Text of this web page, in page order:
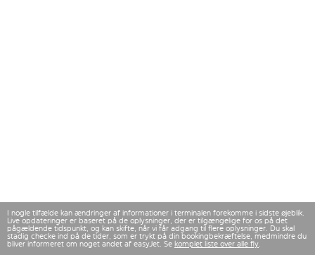
I nogle tilfælde kan ændringer af informationer i terminalen forekomme i sidste øjeblik.
Live opdateringer er baseret på de oplysninger, der er tilgængelige for os på det
pågældende tidspunkt, og kan skifte, når vi får adgang til flere oplysninger. Du skal
stadig checke ind på de tider, som er trykt på din bookingbekræftelse, medmindre du
bliver informeret om noget andet af easyJet. Se komplet liste over alle fly.